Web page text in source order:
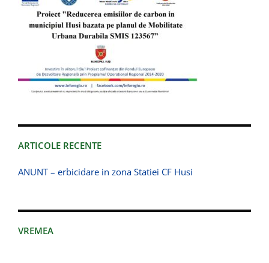
ARTICOLE RECENTE
ANUNT – erbicidare in zona Statiei CF Husi
VREMEA